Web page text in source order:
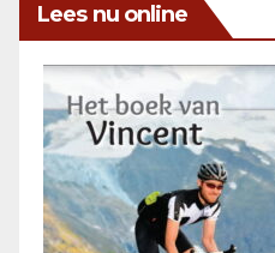
Lees nu online